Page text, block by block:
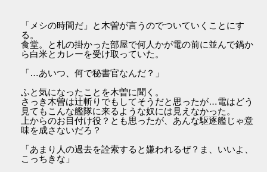
「メシの時間だ」と木曽が言うのでついていくことにす
る。
食堂。と札の掛かった部屋で何人かが電の前に並んで鍋か
ら白米とカレーを受け取っていた。
「…あいつ、何で秘書官なんだ？」
ふと気になったことを木曽に聞く。
さっき木曽は辻斬りでもしてそうだと思ったが…電はどう
見てもこんな艦隊に来るような奴には見えなかった。
上からのお目付け役？とも思ったが、あんな駆逐艦じゃ意
味を成さないだろ？
「あまり人の過去を詮索すると嫌われるぜ？ま、いいよ、
こっちきな」